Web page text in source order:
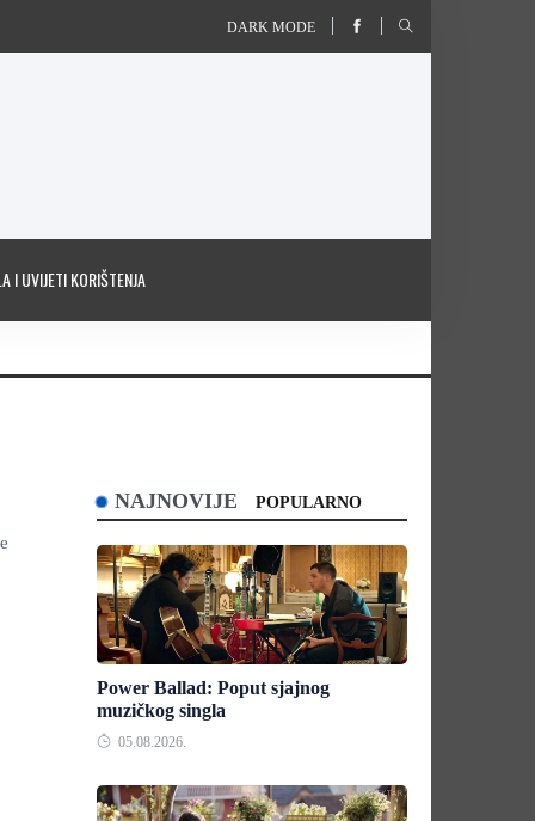
DARK MODE
I UVIJETI KORIŠTENJA
NAJNOVIJE POPULARNO
Power Ballad: Poput sjajnog
muzičkog singla
05.08.2026.